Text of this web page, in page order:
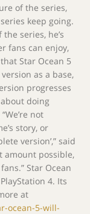
of the series,
keep going.
series, he’s
fans can enjoy,
Star Ocean 5
as a base,
progresses
doing
not
story, or
version’,” said
amount possible,
Star Ocean
4. Its
at
ocean-5-will-